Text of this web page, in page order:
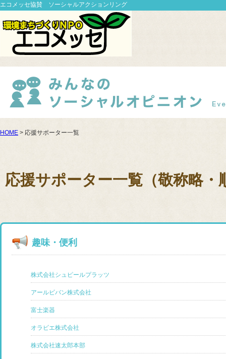
エコメッセ協賛 ソーシャルアクションリング
HOME > 応援サポーター一覧
応援サポーター一覧（敬称略・
趣味・便利
株式会社シュピールプラッツ
アールビバン株式会社
富士楽器
オラビエ株式会社
株式会社速太郎本部